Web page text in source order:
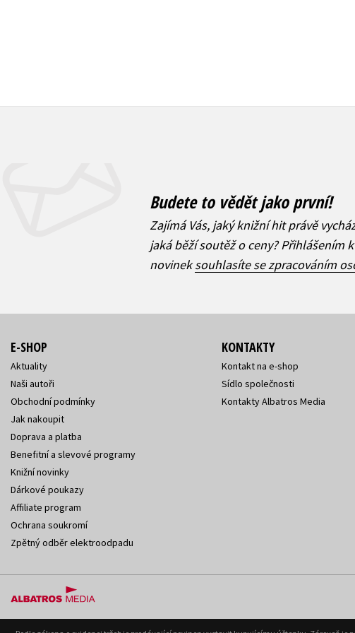
Budete to vědět jako první!
Zajímá Vás, jaký knižní hit právě
jaká běží soutěž o ceny? Přihlášením
novineksouhlasíte se zpracováním
E-SHOP
Aktuality
Naši autoři
Obchodní podmínky
Jak nakoupit
Doprava a platba
Benefitní a slevové programy
Knižní novinky
Dárkové poukazy
Affiliate program
Ochrana soukromí
Zpětný odběr elektroodpadu
KONTAKTY
Kontakt na e-shop
Sídlo společnosti
Kontakty Albatros Media